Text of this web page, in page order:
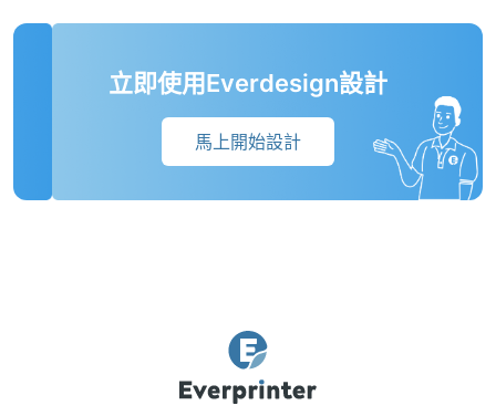
立即使用Everdesign設計
馬上開始設計